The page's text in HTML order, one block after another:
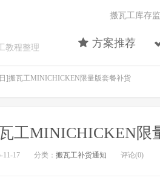
教程整理
方案推荐
搬瓦工库存
]搬瓦工MINICHICKEN限量版套餐补货
工MINICHICKEN限
11-17 分类： 搬瓦工补货通知 评论(0)